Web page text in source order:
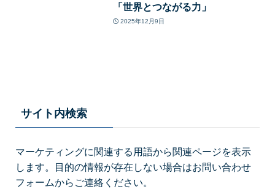
「世界とつながる力」
2025年12月9日
サイト内検索
マーケティングに関連する用語から関連ページを表示
します。目的の情報が存在しない場合はお問い合わせ
フォームからご連絡ください。